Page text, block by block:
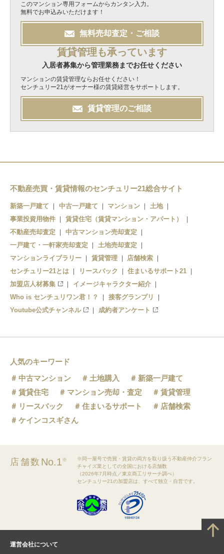
このマンション専用フォームからカンタン入力。
無料でお申込みいただけます！
無料売却査定・ご相談
賃貸管理も承っています
入居者募集から管理業務までお任せください
マンションの賃貸管理ならお任せください！
センチュリー21がオーナー様の賃貸経営をサポートします。
賃貸管理のご相談
不動産売買・賃貸情報のセンチュリー21総合サイト
新築一戸建て 中古一戸建て マンション
土地
事業投資用物件
賃貸住宅（賃貸マンション・アパート）
不動産売却査定
中古マンション売却査定
一戸建て・一軒家売却査定
土地売却査定
マンションライブラリー
賃貸管理
店舗検索
センチュリー21とは
リースバック
住まいるサポート21
加盟店人材募集
イメージキャラクター紹介
Who is センチュリワン君！？
接客グランプリ
Youtube公式チャンネル
成約者アンケート
人気のキーワード
中古マンション
土地購入
新築一戸建て
賃貸住宅
マンション売却・査定
賃貸管理
リースバック
住まいるサポート
店舗検索
ケインコスギさん
店舗数 No.1※
※同一屋号で売買・賃貸の両方を取り扱う不動産仲介フラン
チャイズ業としての全国における店舗数
（2026年7月時点／東京商工リサーチ調べ）
センチュリー21の加盟店は、すべて独立・自営です。
運営会社について